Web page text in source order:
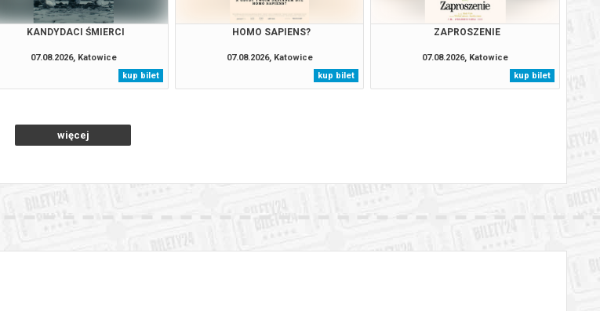
KANDYDACI ŚMIERCI
07.08.2026, Katowice
kup bilet
HOMO SAPIENS?
07.08.2026, Katowice
kup bilet
ZAPROSZENIE
07.08.2026, Katowice
kup bilet
więcej